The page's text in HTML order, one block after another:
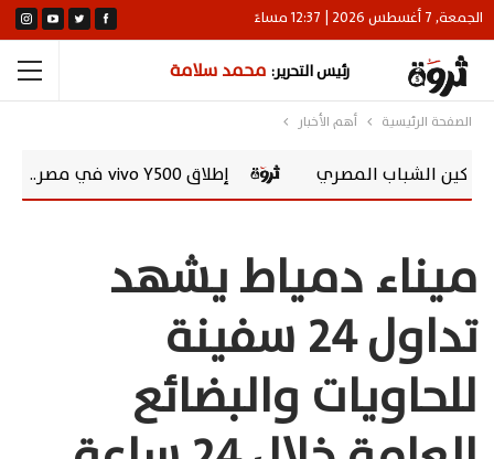
الجمعة, 7 أغسطس 2026 | 12:37 مساءً
رئيس التحرير: محمد سلامة
الصفحة الرئيسية أهم الأخبار
إطلاق vivo Y500 في مصر.. بطارية 8100 مللي أمبير وشاشة AMOLED 120 هرتز
ميناء دمياط يشهد
تداول 24 سفينة
للحاويات والبضائع